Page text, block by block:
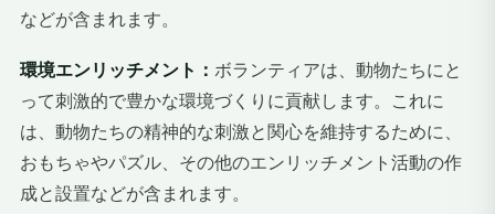
などが含まれます。
環境エンリッチメント： ボランティアは、動物たちにと
って刺激的で豊かな環境づくりに貢献します。これに
は、動物たちの精神的な刺激と関心を維持するために、
おもちゃやパズル、その他のエンリッチメント活動の作
成と設置などが含まれます。